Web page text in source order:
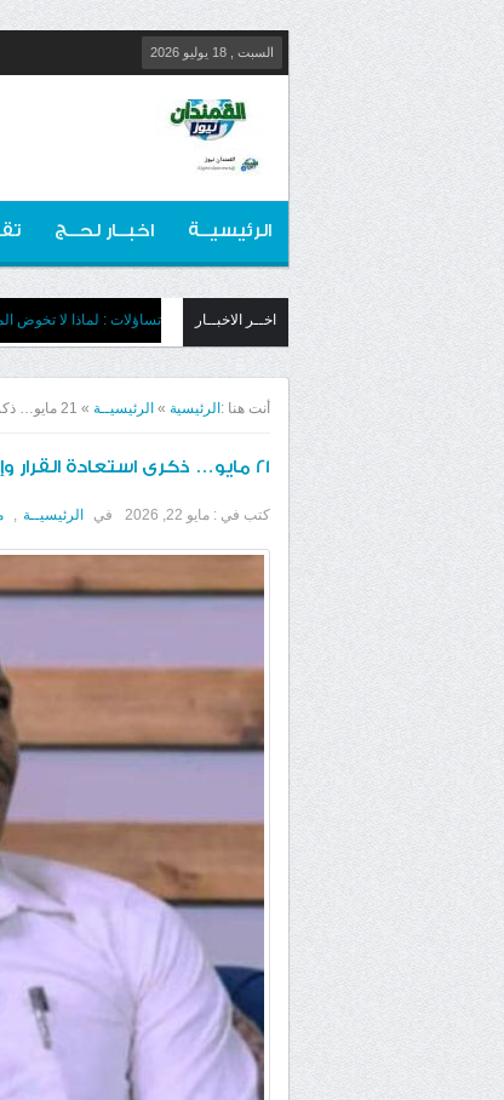
السبت , 18 يوليو 2026
الرئيسيــة اخبــار لحــج
اخــر الاخبــار تساؤلات : لماذا لا تخوض
أنت هنا : الرئيسية » الرئيسيــة » 21 مايو… ذكرى استعادة القرار وإصرار على الهدف
21 مايو… ذكرى استعادة القرار وإصرار على الهدف
كتب في : مايو 22, 2026 في الرئيسيــة ,